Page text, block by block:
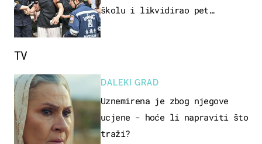
školu i likvidirao pet
TV
DALEKI GRAD
Uznemirena je zbog njegove
ucjene - hoće li napraviti što
traži?